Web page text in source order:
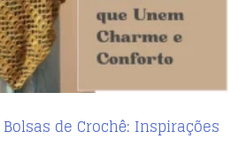
de Crochê: Inspirações